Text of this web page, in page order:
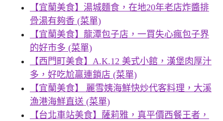
【宜蘭美食】湯城麵食，在地20年老店炸醬排
骨湯有夠香 (菜單)
【宜蘭美食】龍潭包子店，一買失心瘋包子界
的好市多 (菜單)
【西門町美食】A.K.12 美式小館，漢堡肉厚汁
多，好吃尬贏連鎖店 (菜單)
【宜蘭美食】 麗雪姨海鮮快炒代客料理，大溪
漁港海鮮直送 (菜單)
【台北車站美食】薩莉雅，真平價西餐王者，